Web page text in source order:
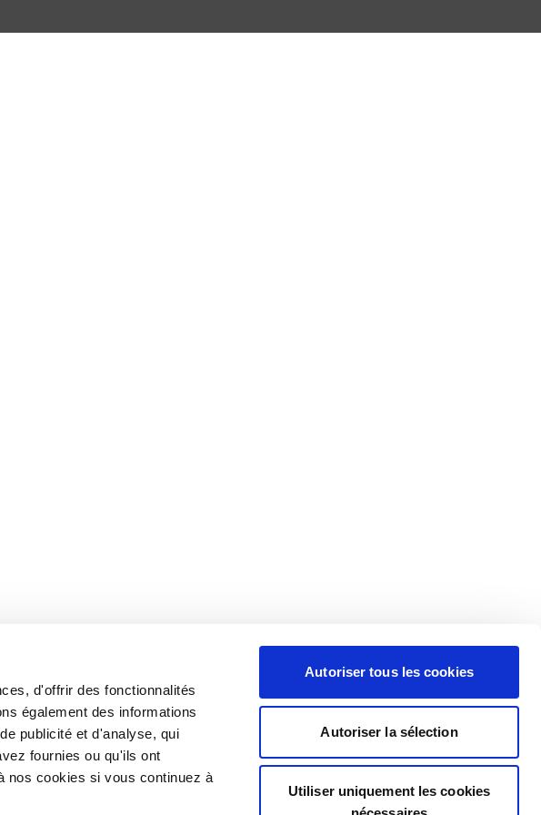
d'offrir des fonctionnalités
également des informations
publicité et d'analyse, qui
fournies ou qu'ils ont
nos cookies si vous continuez à
Autoriser tous les cookies
Autoriser la sélection
Utiliser uniquement les cookies